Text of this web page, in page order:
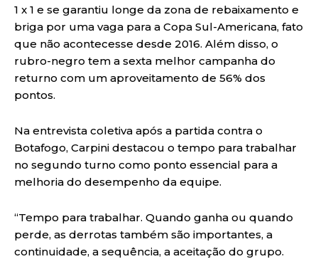
1 x 1 e se garantiu longe da zona de rebaixamento e
briga por uma vaga para a Copa Sul-Americana, fato
que não acontecesse desde 2016. Além disso, o
rubro-negro tem a sexta melhor campanha do
returno com um aproveitamento de 56% dos
pontos.
Na entrevista coletiva após a partida contra o
Botafogo, Carpini destacou o tempo para trabalhar
no segundo turno como ponto essencial para a
melhoria do desempenho da equipe.
“Tempo para trabalhar. Quando ganha ou quando
perde, as derrotas também são importantes, a
continuidade, a sequência, a aceitação do grupo.